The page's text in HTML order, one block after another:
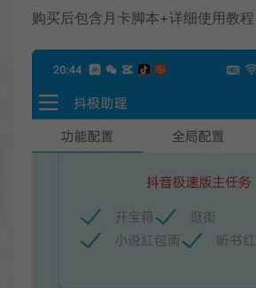
购买后包含月卡脚本+详细使用教程